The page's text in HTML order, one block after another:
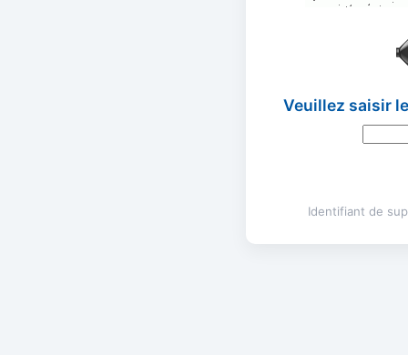
Veuillez saisir
Identifiant de